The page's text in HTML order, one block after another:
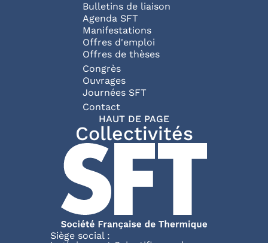
Bulletins de liaison
Agenda SFT
Manifestations
Offres d'emploi
Offres de thèses
Congrès
Ouvrages
Journées SFT
Pied de page
Contact
HAUT DE PAGE
Collectivités
Siège social :